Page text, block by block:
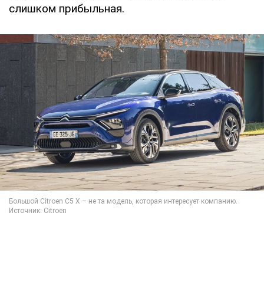
слишком прибыльная.